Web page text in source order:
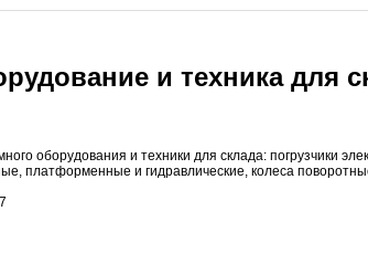
и техника для
оборудования и техники для склада: погрузчики
, платформенные и гидравлические, колеса
7